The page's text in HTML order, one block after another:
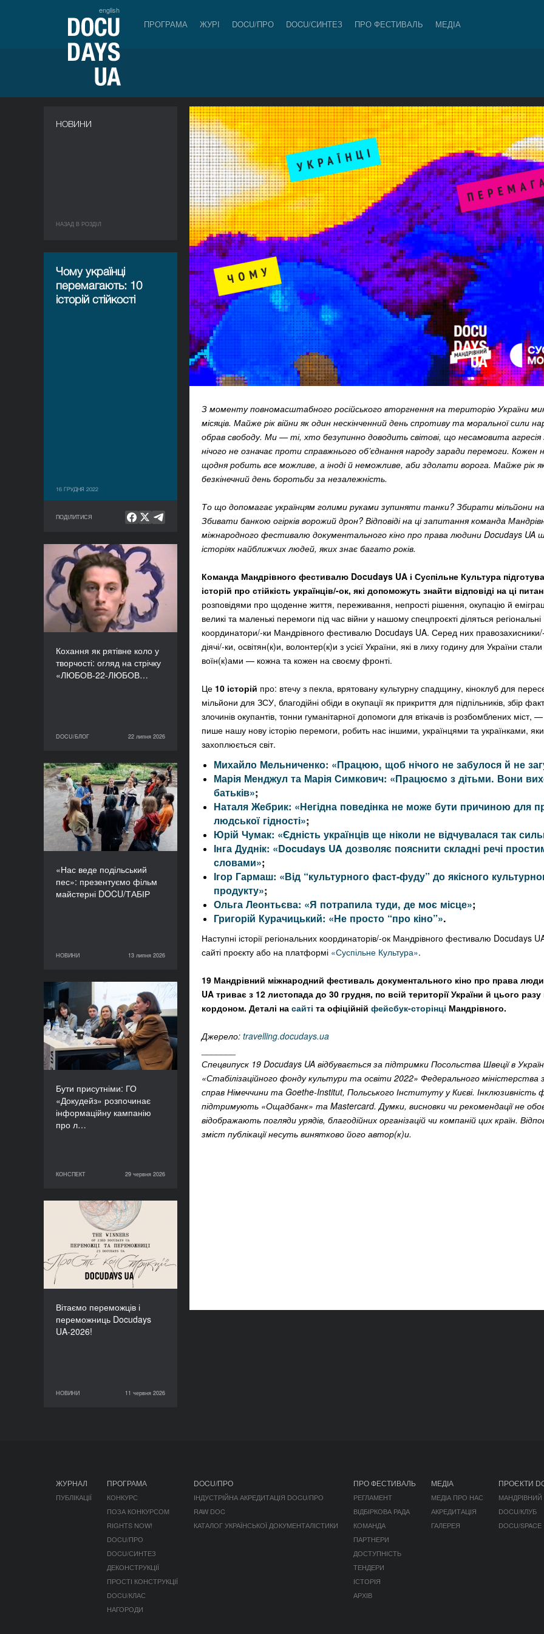
english
ПРОГРАМА ЖУРІ DOCU/ПРО DOCU/СИНТЕЗ ПРО ФЕСТИВАЛЬ МЕДІА
НОВИНИ
НАЗАД В РОЗДIЛ
Чому українці
перемагають: 10
історій стійкості
16 ГРУДНЯ 2022
ПОДІЛИТИСЯ
З моменту повномасштабного російського вторгнення на територію України
місяців. Майже рік війни як один нескінченний день спротиву та моральної сили
обрав свободу. Ми — ті, хто безупинно доводить світові, що несамовита агресія
нічого не означає проти справжнього об’єднання народу заради перемоги. Кожен
щодня робить все можливе, а іноді й неможливе, аби здолати ворога. Майже рік
безкінечний день боротьби за незалежність.
То що допомагає українцям голими руками зупиняти танки? Збирати мільйони
Збивати банкою огірків ворожий дрон? Відповіді на ці запитання команда
міжнародного фестивалю документального кіно про права людини Docudays UA
історіях найближчих людей, яких знає багато років.
Команда Мандрівного фестивалю Docudays UA і Суспільне Культура
історій про стійкість українців/-ок, які допоможуть знайти відповіді на ці
розповідями про щоденне життя, переживання, непрості рішення, окупацію й
великі та маленькі перемоги під час війни у нашому спецпроєкті діляться регіональні
координатори/-ки Мандрівного фестивалю Docudays UA. Серед них правозахисники/-
діячі/-ки, освітян(к)и, волонтер(к)и з усієї України, які в лиху годину для України
воїн(к)ами — кожна та кожен на своєму фронті.
Це 10 історій про: втечу з пекла, врятовану культурну спадщину, кіноклуб для
мільйони для ЗСУ, благодійні обіди в окупації як прикриття для підпільників, збір
злочинів окупантів, тонни гуманітарної допомоги для втікачів із розбомблених
пише нашу нову історію перемоги, робить нас іншими, українцями та українками,
захоплюється світ.
Михайло Мельниченко: «Працюю, щоб нічого не забулося й не
Марія Менджул та Марія Симкович: «Працюємо з дітьми. Вони
батьків»;
Наталя Жебрик: «Негідна поведінка не може бути причиною для
людської гідності»;
Юрій Чумак: «Єдність українців ще ніколи не відчувалася так
Інга Дуднік: «Docudays UA дозволяє пояснити складні речі
словами»;
Ігор Гармаш: «Від “культурного фаст-фуду” до якісного
продукту»;
Ольга Леонтьєва: «Я потрапила туди, де моє місце»;
Григорій Курачицький: «Не просто “про кіно”».
Наступні історії регіональних координаторів/-ок Мандрівного фестивалю Docudays
сайті проєкту або на платформі «Суспільне Культура».
19 Мандрівний міжнародний фестиваль документального кіно про права
UA триває з 12 листопада до 30 грудня, по всій території України й цього
кордоном. Деталі на сайті та офіційній фейсбук-сторінці Мандрівного.
Джерело: travelling.docudays.ua
Спецвипуск 19 Docudays UA відбувається за підтримки Посольства Швеції в
«Стабілізаційного фонду культури та освіти 2022» Федерального міністерства
справ Німеччини та Goethe-Institut, Польського Інституту у Києві.
підтримують «Ощадбанк» та Mastercard. Думки, висновки чи рекомендації не
відображають погляди урядів, благодійних організацій чи компаній цих країн.
зміст публікації несуть винятково його автор(к)и.
Кохання як рятівне коло у
творчості: огляд на стрічку
«ЛЮБОВ-22-ЛЮБОВ…
DOCU/БЛОГ 22 липня 2026
Кохання як рятівне коло
у творчості: огляд на
стрічку «ЛЮБОВ-22-
ЛЮБОВ» Єруна
Койманса
DOCU/БЛОГ
22 липня 2026
«Нас веде подільський
пес»: презентуємо фільм
майстерні DOCU/ТАБІР
НОВИНИ 13 липня 2026
«Нас веде подільський
пес»: презентуємо фільм
майстерні DOCU/ТАБІР
НОВИНИ
13 липня 2026
Бути присутніми: ГО
«Докудейз» розпочинає
інформаційну кампанію
про л…
КОНСПЕКТ 29 червня 2026
Бути присутніми: ГО
«Докудейз» розпочинає
інформаційну кампанію
про людей в окупації
КОНСПЕКТ
29 червня 2026
Вітаємо переможців і
переможниць Docudays
UA-2026!
НОВИНИ 11 червня 2026
Вітаємо переможців і
переможниць Docudays
UA-2026!
НОВИНИ
11 червня 2026
ЖУРНАЛ
ПУБЛІКАЦІЇ
ПРОГРАМА
КОНКУРС
ПОЗА КОНКУРСОМ
RIGHTS NOW!
DOCU/ПРО
DOCU/СИНТЕЗ
ДЕКОНСТРУКЦІЇ
ПРОСТІ КОНСТРУКЦІЇ
DOCU/КЛАС
НАГОРОДИ
DOCU/ПРО
ІНДУСТРІЙНА АКРЕДИТАЦІЯ DOCU/ПРО
RAW DOC
КАТАЛОГ УКРАЇНСЬКОЇ ДОКУМЕНТАЛІСТИКИ
ПРО ФЕСТИВАЛЬ
РЕГЛАМЕНТ
ВІДБІРКОВА РАДА
КОМАНДА
ПАРТНЕРИ
ДОСТУПНІСТЬ
ТЕНДЕРИ
ІСТОРІЯ
АРХІВ
МЕДІА
МЕДІА ПРО НАС
АКРЕДИТАЦІЯ
ГАЛЕРЕЯ
ПРОЄКТИ
DOCU/КЛУБ
DOCU/SPACE